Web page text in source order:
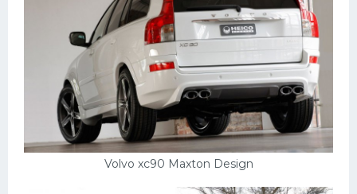
Volvo xc90 Maxton Design